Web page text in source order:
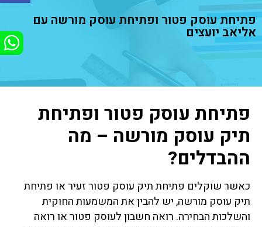
פתיחת עוסק פטור ופתיחת עוסק מורשה עם
אליאב יועצים
פתיחת עוסק פטור ופתיחת
תיק עוסק מורשה – מה
ההבדלים?
כאשר שוקלים פתיחת תיק עוסק פטור זעיר או פתיחת
תיק עוסק מורשה, יש להבין את המשמעות החוקית
והשלכות הבחירה. רואה חשבון לעוסק פטור או רואה